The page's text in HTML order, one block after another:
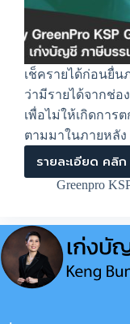
เช็ครายได้ก่อนยื่น
ว่ามีรายได้จากช่อ
เพื่อไม่ให้เกิดการ
ตามมาในภายหลัง
รายละเอียด คลิก
เช็ค
ราย
ได้
ยื่น
ภาษี
เงิน
ได้
ของ
Greenpro